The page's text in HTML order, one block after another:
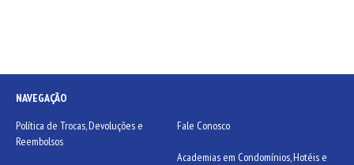
NAVEGAÇÃO
Política de Trocas, Devoluções e
Reembolsos
Fale Conosco
Academias em Condomínios, Hotéis e